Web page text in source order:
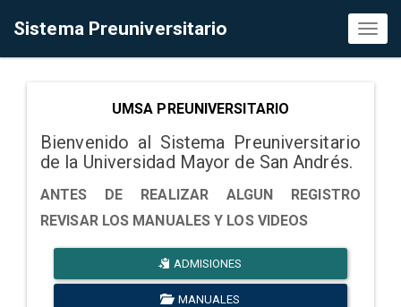
Sistema Preuniversitario
UMSA PREUNIVERSITARIO
Bienvenido al Sistema Preuniversitario
de la Universidad Mayor de San Andrés.
ANTES DE REALIZAR ALGUN REGISTRO
REVISAR LOS MANUALES Y LOS VIDEOS
ADMISIONES
MANUALES